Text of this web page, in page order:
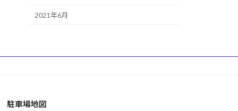
2021年6月
駐車場地図